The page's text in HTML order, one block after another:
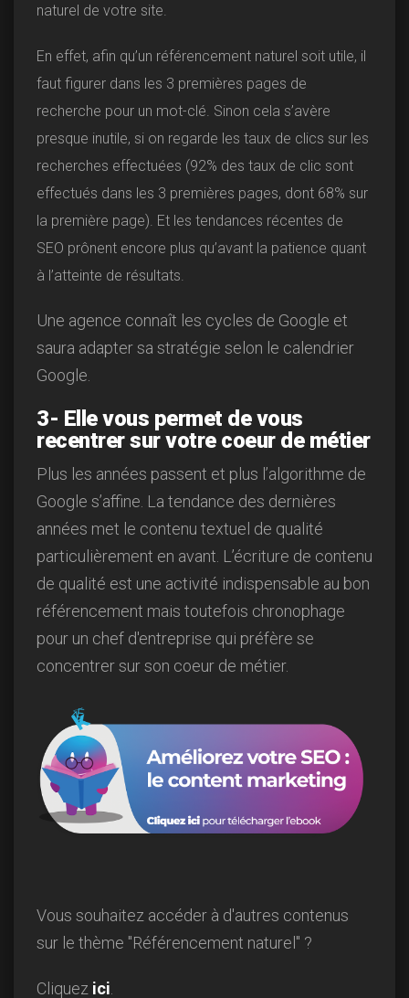
naturel de votre site.
En effet, afin qu’un référencement naturel soit utile, il
faut figurer dans les 3 premières pages de
recherche pour un mot-clé. Sinon cela s’avère
presque inutile, si on regarde les taux de clics sur les
recherches effectuées (92% des taux de clic sont
effectués dans les 3 premières pages, dont 68% sur
la première page). Et les tendances récentes de
SEO prônent encore plus qu’avant la patience quant
à l’atteinte de résultats.
Une agence connaît les cycles de Google et
saura adapter sa stratégie selon le calendrier
Google.
3- Elle vous permet de vous
recentrer sur votre coeur de métier
Plus les années passent et plus l’algorithme de
Google s’affine. La tendance des dernières
années met le contenu textuel de qualité
particulièrement en avant. L’écriture de contenu
de qualité est une activité indispensable au bon
référencement mais toutefois chronophage
pour un chef d'entreprise qui préfère se
concentrer sur son coeur de métier.
Vous souhaitez accéder à d'autres contenus
sur le thème "Référencement naturel" ?
Cliquez ici.